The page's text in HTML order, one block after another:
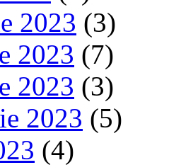
2023 (3)
2023 (7)
2023 (3)
2023 (5)
(4)